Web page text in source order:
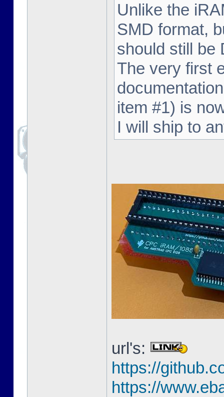
Unlike the
SMD format,
should still be
The very first
item #1) is
I will ship to
url's:
https://
https://